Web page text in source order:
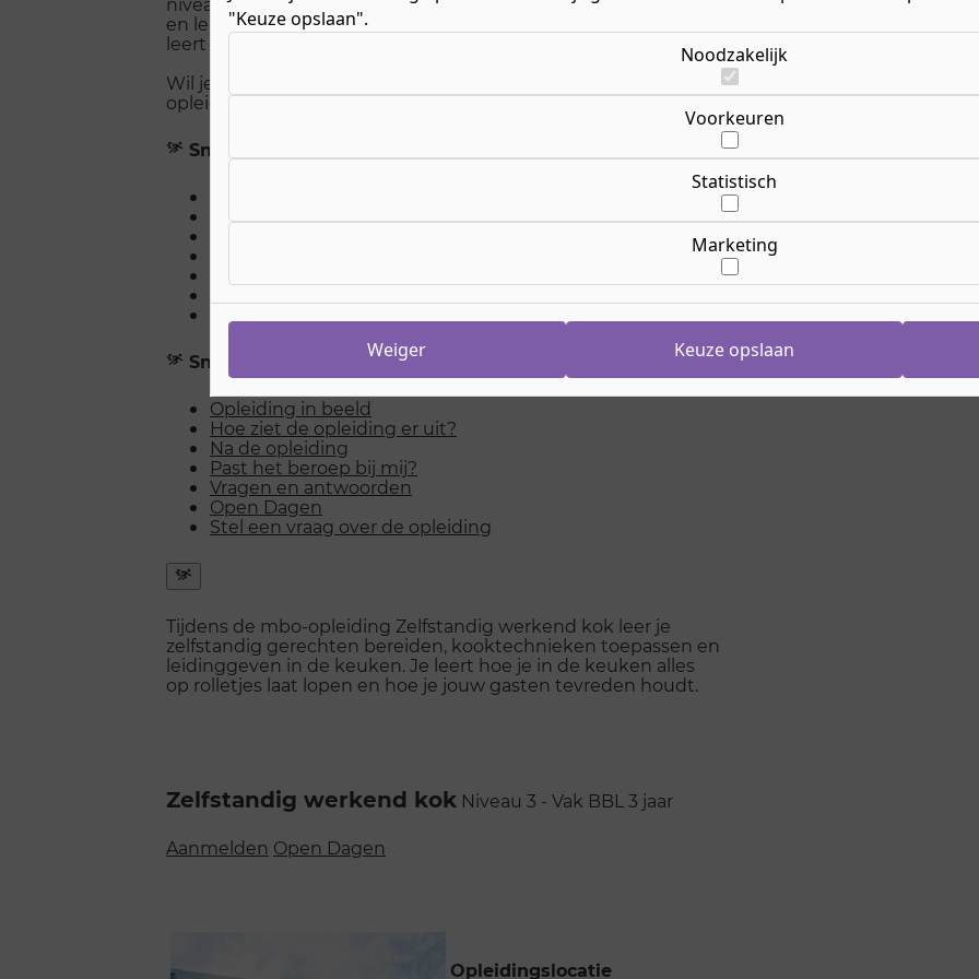
en leidinggeven. Je oefent elke dag met kooktechnieken en
leert hoe je creatieve gerechten op tafel zet.
Wil je weten wat je leert, welke vakken je krijgt en wat je na je
opleiding kunt doen? Lees dan snel verder!
Snel naar
Hoe ziet de opleiding er uit?
Snel naar
Opleiding in beeld
Hoe ziet de opleiding er uit?
Na de opleiding
Past het beroep bij mij?
Vragen en antwoorden
Open Dagen
Stel een vraag over de opleiding
Snel
naar
menu
openen
Tijdens de mbo-opleiding Zelfstandig werkend kok leer je
zelfstandig gerechten bereiden, kooktechnieken toepassen en
leidinggeven in de keuken. Je leert hoe je in de keuken alles
op rolletjes laat lopen en hoe je jouw gasten tevreden houdt.
Aanmelden
Zelfstandig werkend kok Niveau 3 - Vak BBL 3 jaar
Aanmelden Open Dagen
Opleidingslocatie
"Keuze opslaan".
Noodzakelijk
Voorkeuren
Statistisch
Marketing
Weiger Keuze opslaan